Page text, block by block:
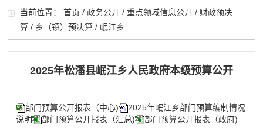
当前位置：首页 /政务公开 /重点领域信息公开 / 财政预决
算 / 乡（镇）预决算 / 岷江乡
2025年松潘县岷江乡人民政府本级预算公开
部门预算公开报表（中心)
2025年岷江乡部门预算编制情况
说明
部门预算公开报表（汇总) 部门预算公开报表（政府)